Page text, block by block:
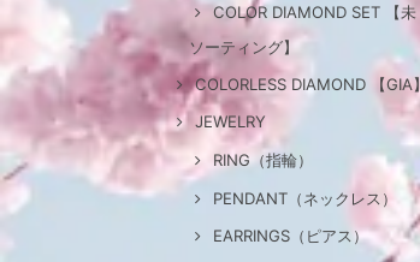
COLOR DIAMOND SET 【未
ソーティング】
COLORLESS DIAMOND 【GIA】
JEWELRY
RING（指輪）
PENDANT（ネックレス）
EARRINGS（ピアス）